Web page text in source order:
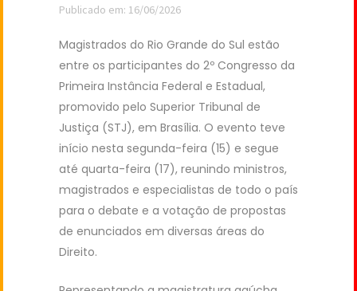
Publicado em: 16/06/2026
Magistrados do Rio Grande do Sul estão
entre os participantes do 2º Congresso da
Primeira Instância Federal e Estadual,
promovido pelo Superior Tribunal de
Justiça (STJ), em Brasília. O evento teve
início nesta segunda-feira (15) e segue
até quarta-feira (17), reunindo ministros,
magistrados e especialistas de todo o país
para o debate e a votação de propostas
de enunciados em diversas áreas do
Direito.